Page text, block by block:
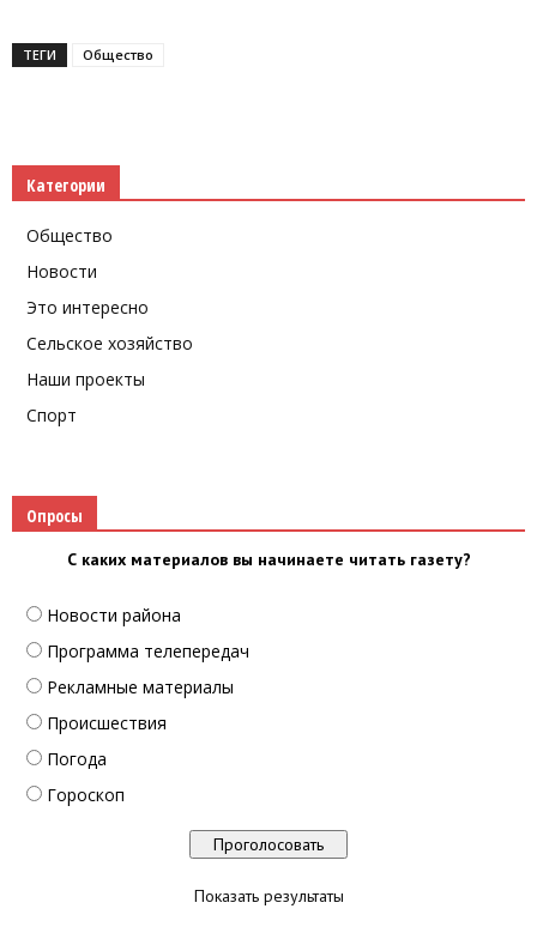
ТЕГИ Общество
Категории
Общество
Новости
Это интересно
Сельское хозяйство
Наши проекты
Спорт
Опросы
С каких материалов вы начинаете читать газету?
Новости района
Программа телепередач
Рекламные материалы
Происшествия
Погода
Гороскоп
Показать результаты